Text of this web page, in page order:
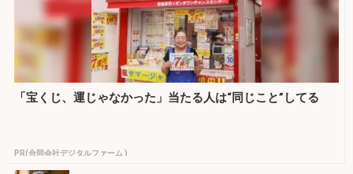
「宝くじ、運じゃなかった」当たる人は“同じこと”してる
PR(合同会社デジタルファーム )